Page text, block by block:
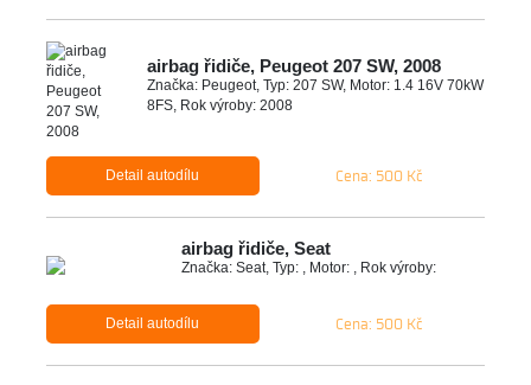
airbag řidiče, Peugeot 207 SW, 2008
Značka: Peugeot, Typ: 207 SW, Motor: 1.4 16V 70kW
8FS, Rok výroby: 2008
Detail autodílu Cena: 500 Kč
airbag řidiče, Seat
Značka: Seat, Typ: , Motor: , Rok výroby:
Detail autodílu Cena: 500 Kč